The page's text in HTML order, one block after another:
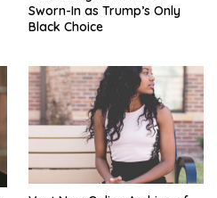
Sworn-In as Trump’s Only
Black Choice